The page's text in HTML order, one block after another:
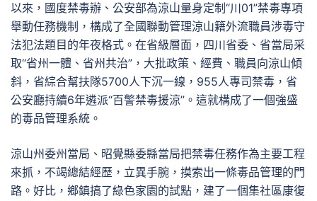
以來，國度禁毒辦、公安部為涼山量身定制“川01”禁毒專項
舉動任務機制，構成了全國聯動管理涼山籍外流職員涉毒守
法犯法題目的年夜格式。在省級層面，四川省委、省當局采
取“省州一體、省州共治”，大批政策、經費、職員向涼山傾
斜，省綜合幫扶隊5700人下沉一線，955人專司禁毒，省
公安廳持續6年遴派“百警禁毒援涼”。這就構成了一個強盛
的毒品管理系統。
涼山州委州當局、昭覺縣委縣當局把禁毒任務作為主要工程
來抓，不竭總結經歷，立異手腕，摸索出一條毒品管理的門
路。好比，鄉鎮搞了綠色家園的試點，建了一個集社區康復